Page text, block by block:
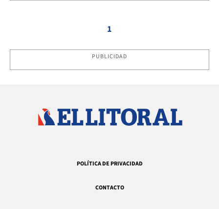
1
PUBLICIDAD
POLÍTICA DE PRIVACIDAD
CONTACTO